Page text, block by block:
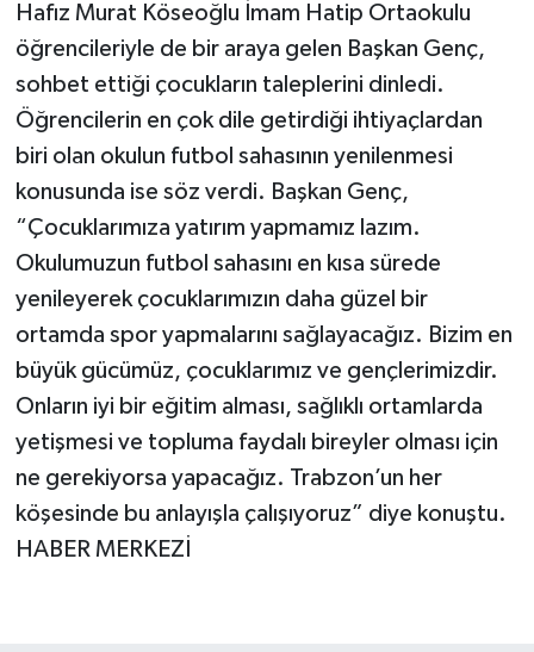
Hafız Murat Köseoğlu İmam Hatip Ortaokulu
öğrencileriyle de bir araya gelen Başkan Genç,
sohbet ettiği çocukların taleplerini dinledi.
Öğrencilerin en çok dile getirdiği ihtiyaçlardan
biri olan okulun futbol sahasının yenilenmesi
konusunda ise söz verdi. Başkan Genç,
“Çocuklarımıza yatırım yapmamız lazım.
Okulumuzun futbol sahasını en kısa sürede
yenileyerek çocuklarımızın daha güzel bir
ortamda spor yapmalarını sağlayacağız. Bizim en
büyük gücümüz, çocuklarımız ve gençlerimizdir.
Onların iyi bir eğitim alması, sağlıklı ortamlarda
yetişmesi ve topluma faydalı bireyler olması için
ne gerekiyorsa yapacağız. Trabzon’un her
köşesinde bu anlayışla çalışıyoruz” diye konuştu.
HABER MERKEZİ